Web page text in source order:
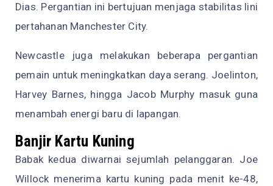
Dias. Pergantian ini bertujuan menjaga stabilitas lini
pertahanan Manchester City.
Newcastle juga melakukan beberapa pergantian
pemain untuk meningkatkan daya serang. Joelinton,
Harvey Barnes, hingga Jacob Murphy masuk guna
menambah energi baru di lapangan.
Banjir Kartu Kuning
Babak kedua diwarnai sejumlah pelanggaran. Joe
Willock menerima kartu kuning pada menit ke-48,